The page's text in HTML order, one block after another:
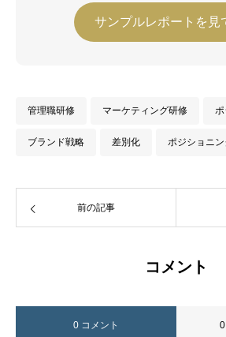
サンプルレポートを見
管理職研修 マーケティング研修
ブランド戦略 差別化 ポジショニ
前の記事
コメント
0 コメント